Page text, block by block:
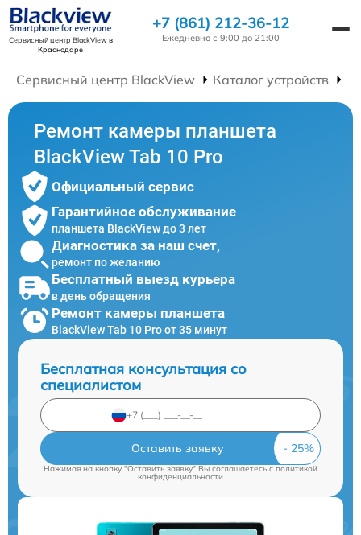
Сервисный центр BlackViewв
Краснодаре
+7 (861) 212-36-12
Ежедневно с 9:00 до 21:00
Сервисный центр BlackView Каталог устройств
Ремонт камеры планшета
BlackView Tab 10 Pro
Официальный сервис
Гарантийное обслуживание
планшета BlackView до 3 лет
Диагностика за наш счет,
ремонт по желанию
Бесплатный выезд курьера
в день обращения
Ремонт камеры планшета
BlackView Tab 10 Pro от 35 минут
Бесплатная консультация со
специалистом
Оставить заявку
Нажимая на кнопку "Оставить заявку" Вы соглашаетесь cполитикой
конфиденциальности